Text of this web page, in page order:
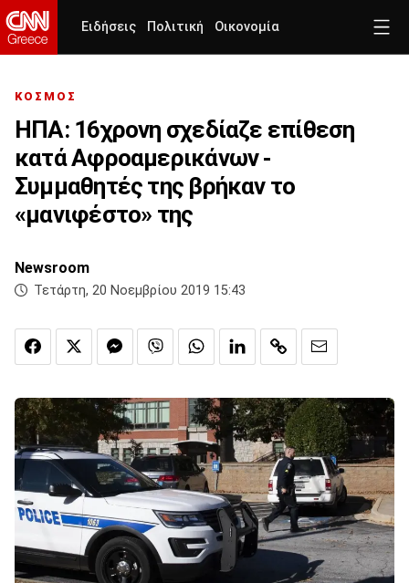
Ειδήσεις Πολιτική Οικονομία
ΚΟΣΜΟΣ
ΗΠΑ: 16χρονη σχεδίαζε επίθεση
κατά Αφροαμερικάνων -
Συμμαθητές της βρήκαν το
«μανιφέστο» της
Newsroom
Τετάρτη, 20 Νοεμβρίου 2019 15:43